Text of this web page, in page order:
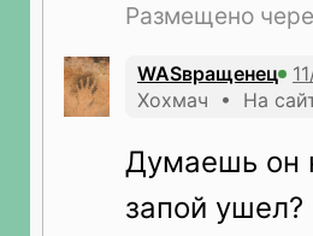
Размещено
WASвращенец
Хохмач • На
Думаешь он
запой ушел?